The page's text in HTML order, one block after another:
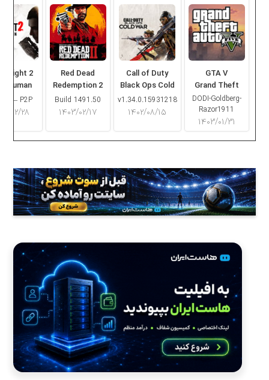
GTA V
Grand Theft
Auto V
DODI-Goldberg-
Razor1911
۱۴۰۳/۰۱/۳۱
Call of Duty
Black Ops Cold
War
v1.34.0.15931218
۱۴۰۲/۰۸/۱۵
Red Dead
Redemption 2
Build 1491.50
۱۴۰۳/۰۲/۱۷
Light 2
Human
– P2P
۱۴۰۳/